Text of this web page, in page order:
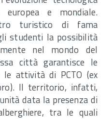
e mondiale.
turistico di fama
studenti la possibilità
nel mondo del
città garantisce le
attività di PCTO (ex
Il territorio, infatti,
data la presenza di
tra le quali